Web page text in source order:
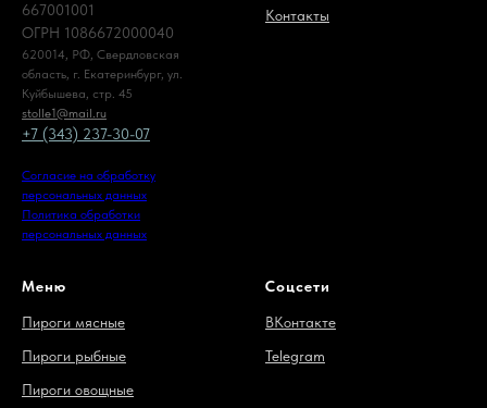
667001001
ОГРН 1086672000040
620014, РФ, Свердловская
область, г. Екатеринбург, ул.
Куйбышева, стр. 45
stolle1@mail.ru
+7 (343) 237-30-07
Согласие на обработку
персональных данных
Политика обработки
персональных данных
Контакты
Меню
Пироги мясные
Пироги рыбные
Пироги овощные
Соцсети
ВКонтакте
Telegram